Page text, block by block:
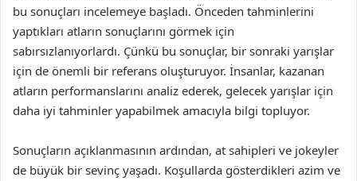
bu sonuçları incelemeye başladı. Önceden tahminlerini
yaptıkları atların sonuçlarını görmek için
sabırsızlanıyorlardı. Çünkü bu sonuçlar, bir sonraki yarışlar
için de önemli bir referans oluşturuyor. İnsanlar, kazanan
atların performanslarını analiz ederek, gelecek yarışlar için
daha iyi tahminler yapabilmek amacıyla bilgi topluyor.
Sonuçların açıklanmasının ardından, at sahipleri ve jokeyler
de büyük bir sevinç yaşadı. Koşullarda gösterdikleri azim ve